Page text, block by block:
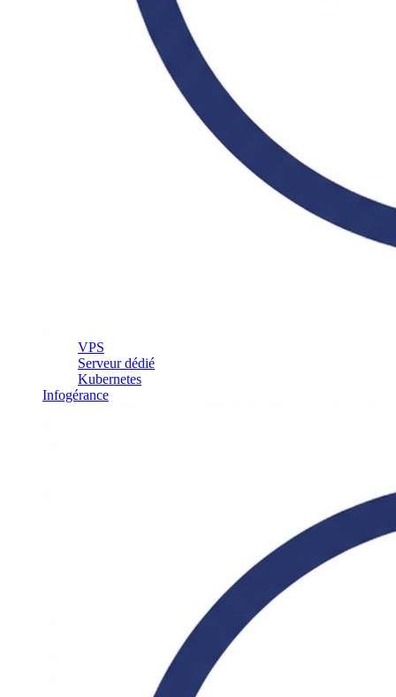
VPS
Serveur dédié
Kubernetes
Infogérance